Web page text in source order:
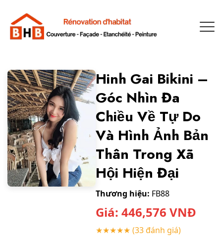
Hinh Gai Bikini –
Góc Nhìn Đa
Chiều Về Tự Do
Và Hình Ảnh Bản
Thân Trong Xã
Hội Hiện Đại
Thương hiệu: FB88
Giá: 446,576 VNĐ
★★★★★ (33 đánh giá)